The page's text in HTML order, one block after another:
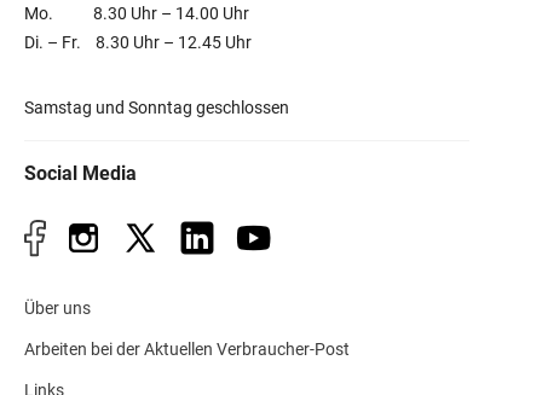
Mo. 8.30 Uhr – 14.00 Uhr
Di. – Fr. 8.30 Uhr – 12.45 Uhr
Samstag und Sonntag geschlossen
Social Media
Über uns
Arbeiten bei der Aktuellen Verbraucher-Post
Links